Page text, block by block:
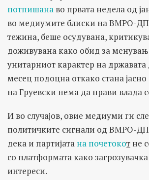
потпишана во првата недела од
во медиумите блиски на ВМРО-
тежина, беше осудувана,
доживувана како обид за
унитарниот карактер на
месец подоцна откако стана јасно
на Груевски нема да прави влада
И во случајов, овие медиуми ги
политичките сигнали од ВМРО-
дека и партијата на почетокот не
со платформата како
интереси.